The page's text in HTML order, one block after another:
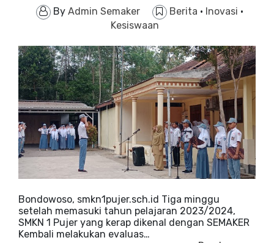
By Admin Semaker Berita · Inovasi ·
Kesiswaan
Bondowoso, smkn1pujer.sch.id Tiga minggu
setelah memasuki tahun pelajaran 2023/2024,
SMKN 1 Pujer yang kerap dikenal dengan SEMAKER
Kembali melakukan evaluas…